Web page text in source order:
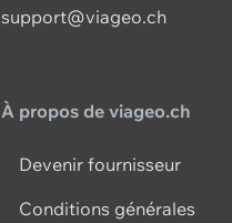
support@viageo.ch
À propos de viageo.ch
Devenir fournisseur
Conditions générales